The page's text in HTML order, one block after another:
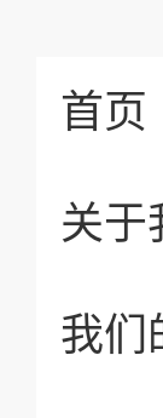
首页
关于
我们